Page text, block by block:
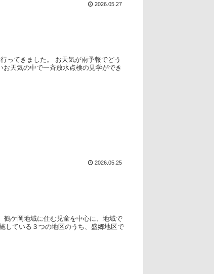
2026.05.27
ってきました。 お天気が雨予報でどう
天気の中で一斉放水点検の見学ができ
2026.05.25
鶴ケ岡地域に住む児童を中心に、地域で
している３つの地区のうち、盛郷地区で